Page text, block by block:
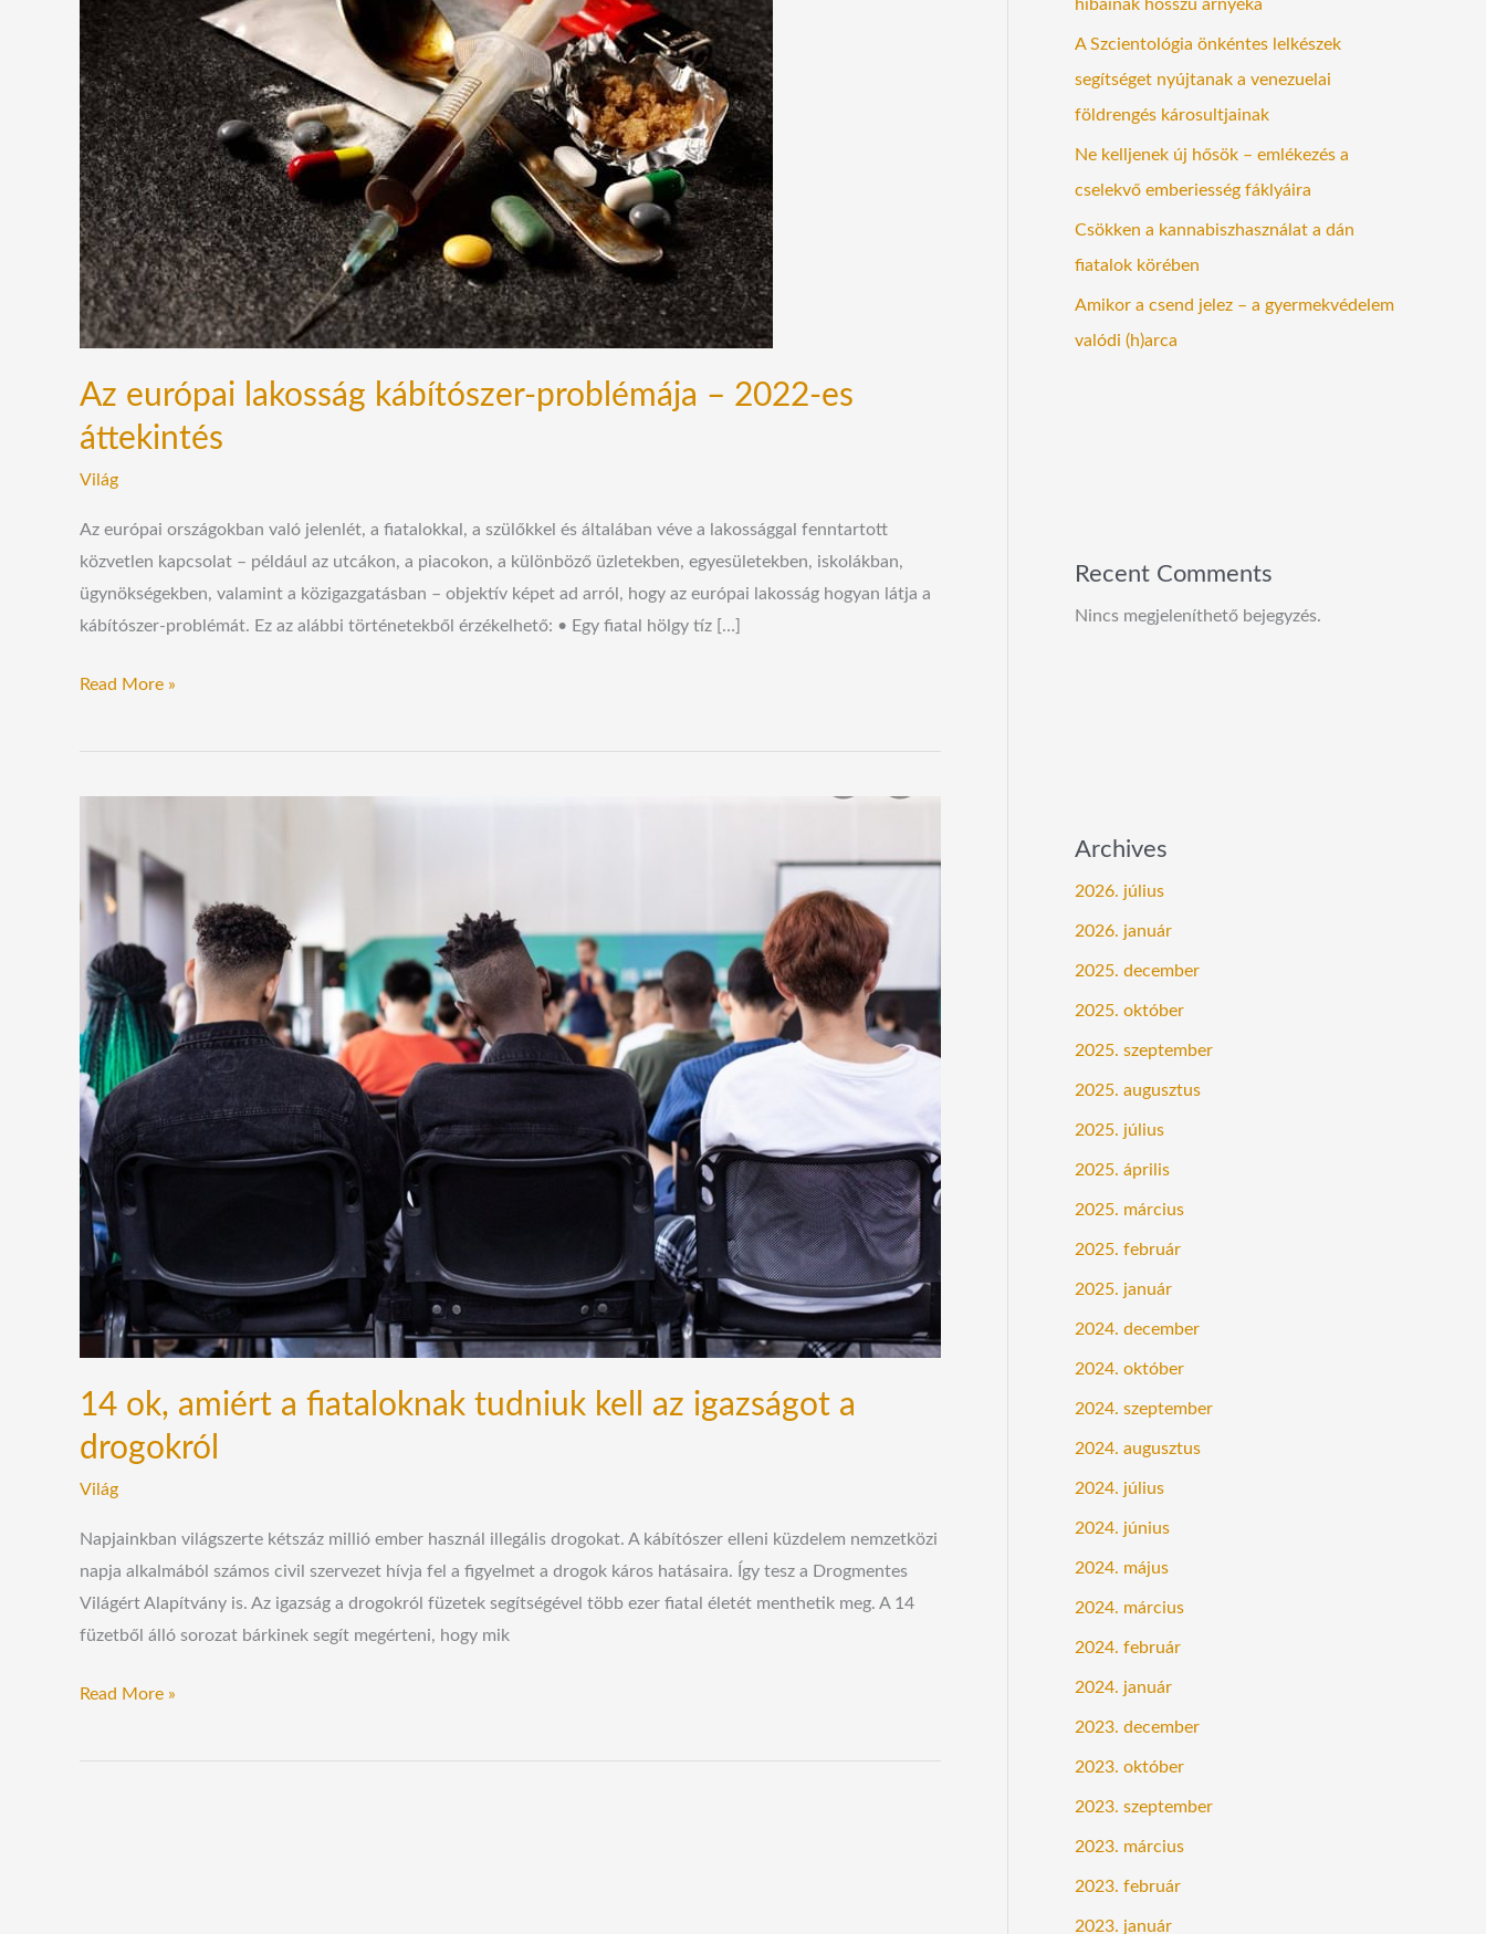
Az európai lakosság kábítószer-problémája – 2022-es
áttekintés
Világ
Az európai országokban való jelenlét, a fiatalokkal, a szülőkkel és általában véve a lakossággal fenntartott
közvetlen kapcsolat – például az utcákon, a piacokon, a különböző üzletekben, egyesületekben, iskolákban,
ügynökségekben, valamint a közigazgatásban – objektív képet ad arról, hogy az európai lakosság hogyan látja a
kábítószer-problémát. Ez az alábbi történetekből érzékelhető: • Egy fiatal hölgy tíz […]
lakosság
kábítószer-
problémája
–
2022-
es
áttekintés
Read More »
14 ok, amiért a fiataloknak tudniuk kell az igazságot a
drogokról
Világ
Napjainkban világszerte kétszáz millió ember használ illegális drogokat. A kábítószer elleni küzdelem nemzetközi
napja alkalmából számos civil szervezet hívja fel a figyelmet a drogok káros hatásaira. Így tesz a Drogmentes
Világért Alapítvány is. Az igazság a drogokról füzetek segítségével több ezer fiatal életét menthetik meg. A 14
füzetből álló sorozat bárkinek segít megérteni, hogy mik
ok,
amiért
a
fiataloknak
tudniuk
kell
az
igazságot
a
drogokról
Read More »
hibáinak hosszú árnyéka
A Szcientológia önkéntes lelkészek
segítséget nyújtanak a venezuelai
földrengés károsultjainak
Ne kelljenek új hősök – emlékezés a
cselekvő emberiesség fáklyáira
Csökken a kannabiszhasználat a dán
fiatalok körében
Amikor a csend jelez – a gyermekvédelem
valódi (h)arca
Recent Comments
Nincs megjeleníthető bejegyzés.
Archives
2026. július
2026. január
2025. december
2025. október
2025. szeptember
2025. augusztus
2025. július
2025. április
2025. március
2025. február
2025. január
2024. december
2024. október
2024. szeptember
2024. augusztus
2024. július
2024. június
2024. május
2024. március
2024. február
2024. január
2023. december
2023. október
2023. szeptember
2023. március
2023. február
2023. január